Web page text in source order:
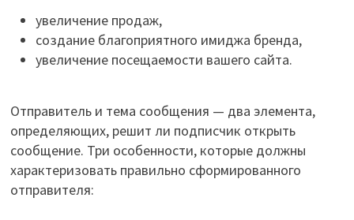
увеличение продаж,
создание благоприятного имиджа бренда,
увеличение посещаемости вашего сайта.
Отправитель и тема сообщения — два элемента,
определяющих, решит ли подписчик открыть
сообщение. Три особенности, которые должны
характеризовать правильно сформированного
отправителя: